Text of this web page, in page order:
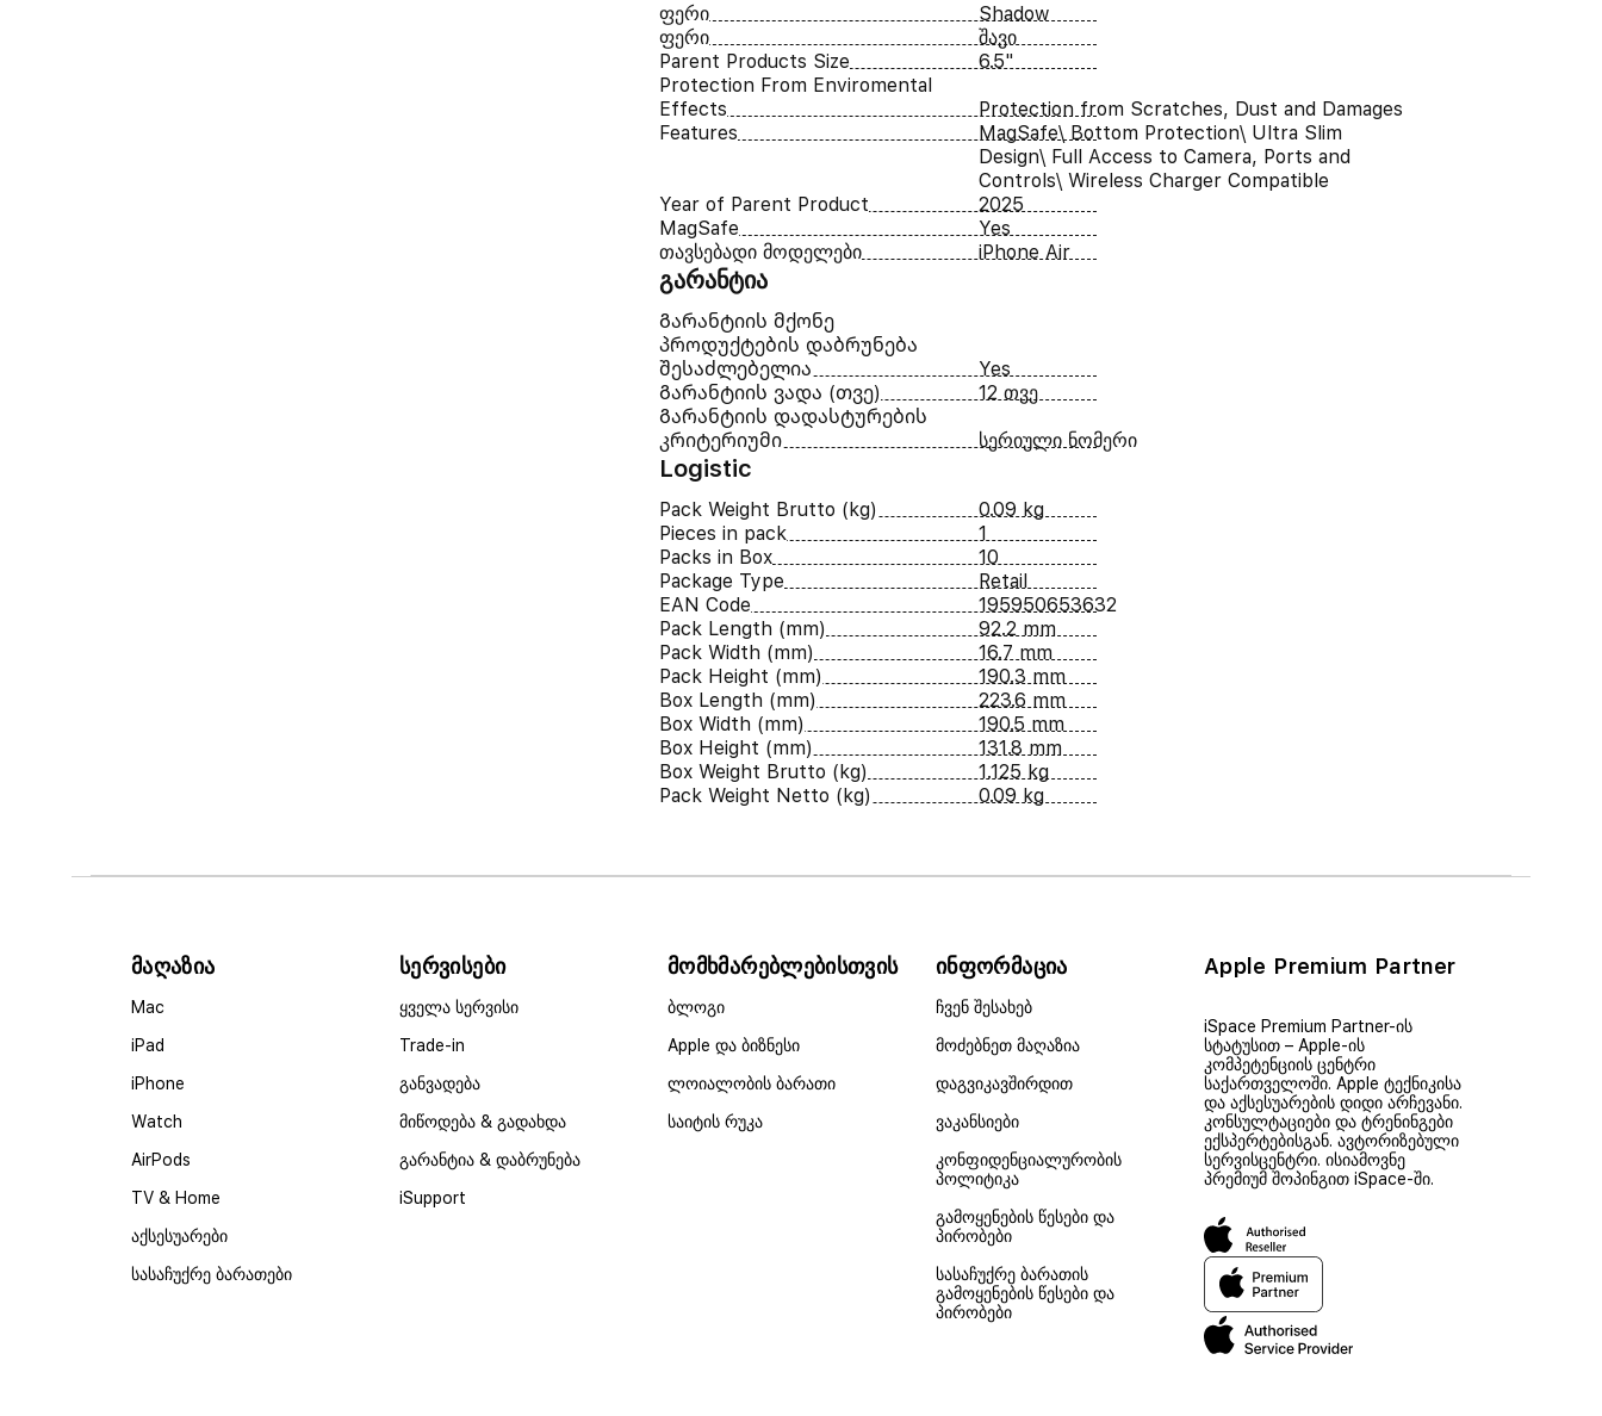
ფერი
Shadow
ფერი
შავი
Parent Products Size
6.5"
Protection From Enviromental
Effects
Protection from Scratches, Dust and Damages
Features
MagSafe\ Bottom Protection\ Ultra Slim
Design\ Full Access to Camera, Ports and
Controls\ Wireless Charger Compatible
Year of Parent Product
2025
MagSafe
Yes
თავსებადი მოდელები
iPhone Air
გარანტია
Გარანტიის მქონე
პროდუქტების დაბრუნება
შესაძლებელია
Yes
Გარანტიის ვადა (თვე)
12 თვე
Გარანტიის დადასტურების
კრიტერიუმი
სერიული ნომერი
Logistic
Pack Weight Brutto (kg)
0.09 kg
Pieces in pack
1
Packs in Box
10
Package Type
Retail
EAN Code
195950653632
Pack Length (mm)
92.2 mm
Pack Width (mm)
16.7 mm
Pack Height (mm)
190.3 mm
Box Length (mm)
223.6 mm
Box Width (mm)
190.5 mm
Box Height (mm)
131.8 mm
Box Weight Brutto (kg)
1.125 kg
Pack Weight Netto (kg)
0.09 kg
მაღაზია
Mac
iPad
iPhone
Watch
AirPods
TV & Home
აქსესუარები
სასაჩუქრე ბარათები
სერვისები
ყველა სერვისი
Trade-in
განვადება
მიწოდება & გადახდა
გარანტია & დაბრუნება
iSupport
მომხმარებლებისთვის
ბლოგი
Apple და ბიზნესი
ლოიალობის ბარათი
საიტის რუკა
ინფორმაცია
ჩვენ შესახებ
მოძებნეთ მაღაზია
დაგვიკავშირდით
ვაკანსიები
კონფიდენციალურობის
პოლიტიკა
გამოყენების წესები და
პირობები
სასაჩუქრე ბარათის
გამოყენების წესები და
პირობები
Apple Premium Partner
iSpace Premium Partner-ის
სტატუსით – Apple-ის
კომპეტენციის ცენტრი
საქართველოში. Apple ტექნიკისა
და აქსესუარების დიდი არჩევანი.
კონსულტაციები და ტრენინგები
ექსპერტებისგან. ავტორიზებული
სერვისცენტრი. ისიამოვნე
პრემიუმ შოპინგით iSpace-ში.